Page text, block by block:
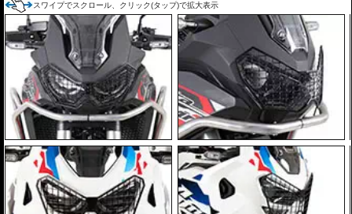
スワイプでスクロール、クリック(タップ)で拡大表示